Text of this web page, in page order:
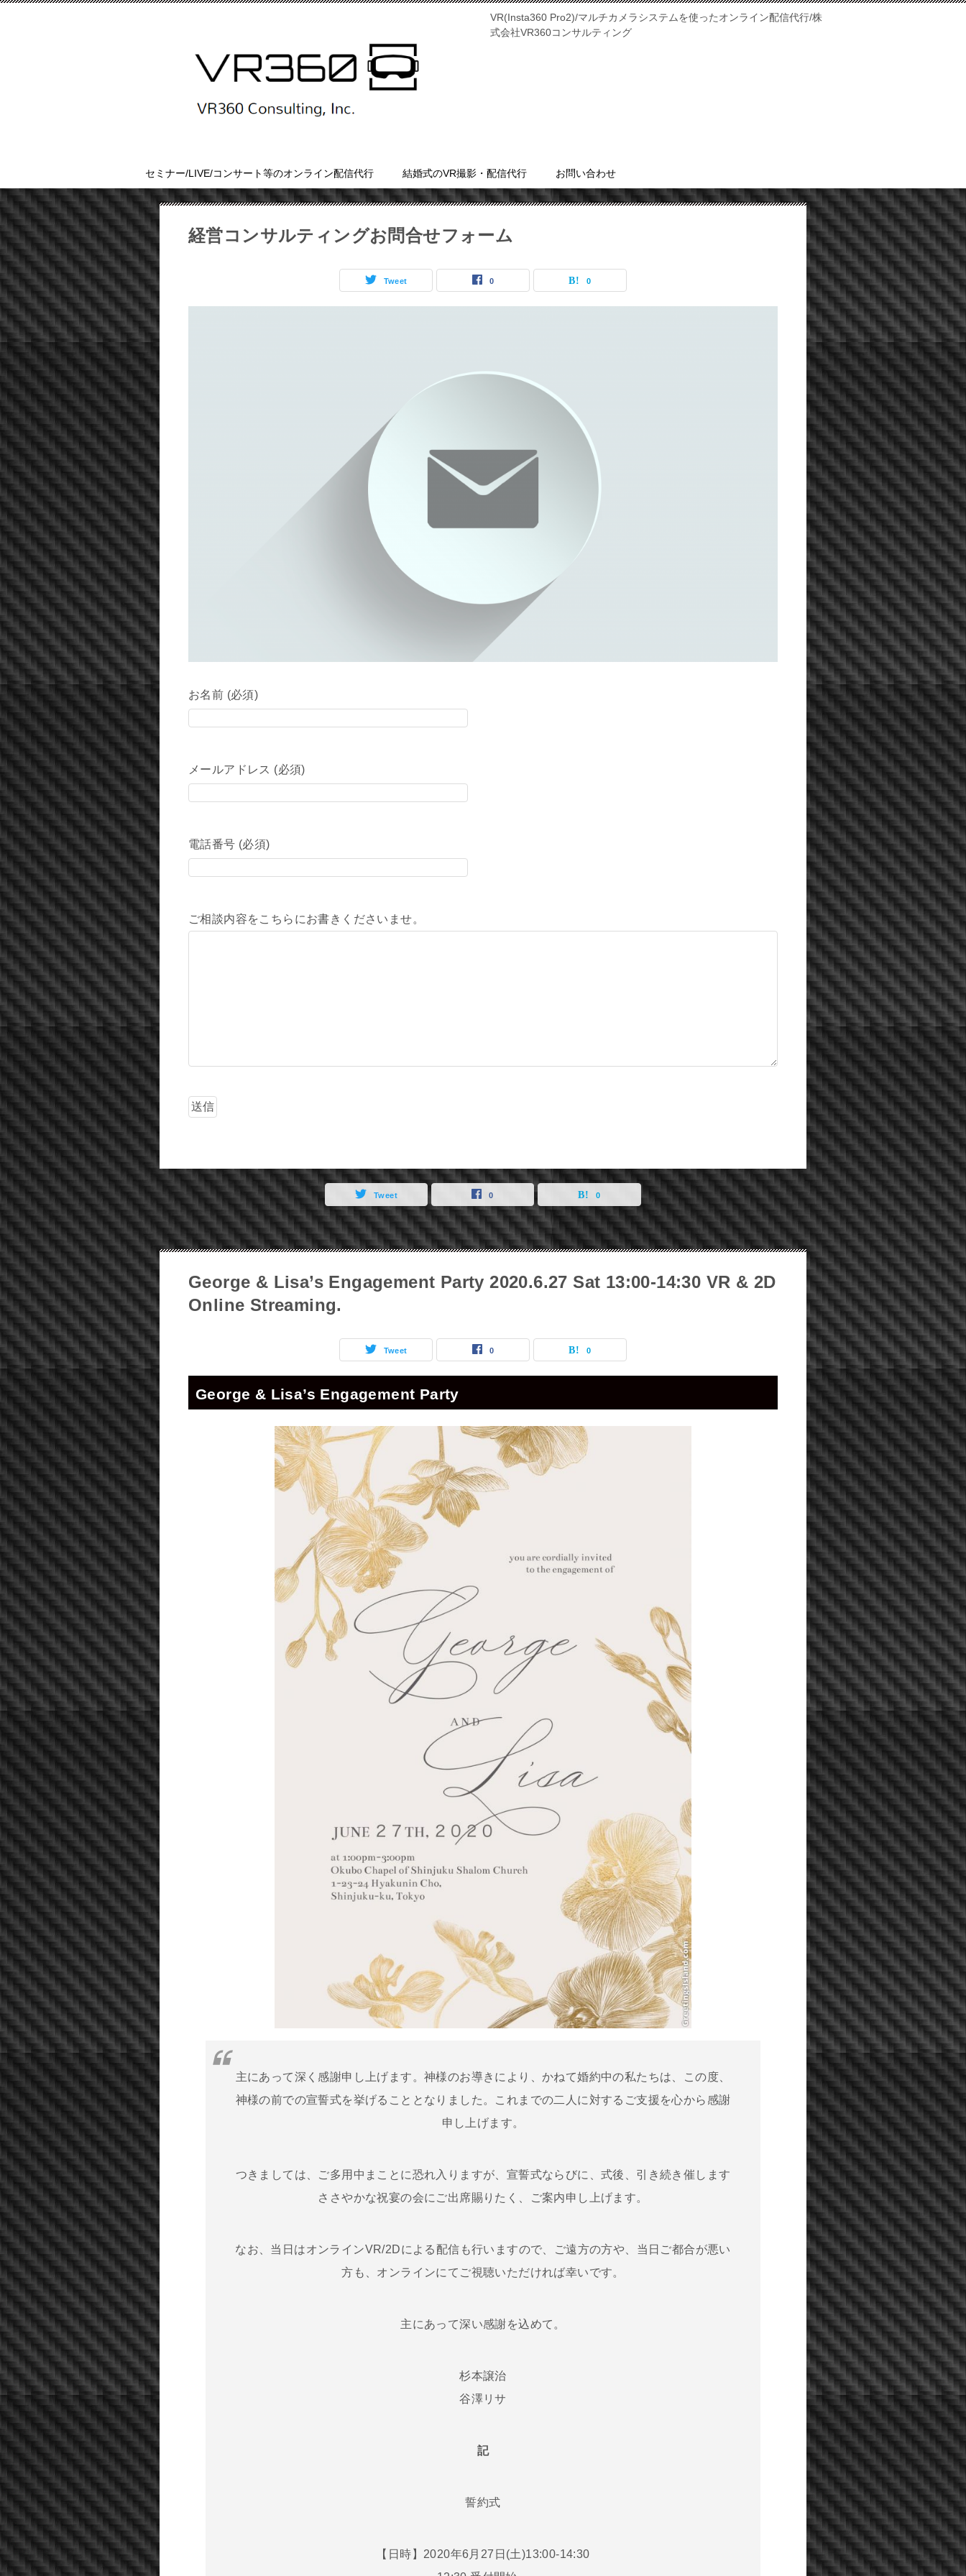
VR(Insta360 Pro2)/マルチカメラシステムを使ったオンライン配信代行/株
式会社VR360コンサルティング
セミナー/LIVE/コンサート等のオンライン配信代行 結婚式のVR撮影・配信代行 お問い合わせ
経営コンサルティングお問合せフォーム
Tweet 0 0
お名前 (必須)
メールアドレス (必須)
電話番号 (必須)
ご相談内容をこちらにお書きくださいませ。
Tweet 0 0
George & Lisa’s Engagement Party 2020.6.27 Sat 13:00-14:30 VR & 2D
Online Streaming.
Tweet 0 0
George & Lisa’s Engagement Party
主にあって深く感謝申し上げます。神様のお導きにより、かねて婚約中の私たちは、この度、
神様の前での宣誓式を挙げることとなりました。これまでの二人に対するご支援を心から感謝
申し上げます。
つきましては、ご多用中まことに恐れ入りますが、宣誓式ならびに、式後、引き続き催します
ささやかな祝宴の会にご出席賜りたく、ご案内申し上げます。
なお、当日はオンラインVR/2Dによる配信も行いますので、ご遠方の方や、当日ご都合が悪い
方も、オンラインにてご視聴いただければ幸いです。
主にあって深い感謝を込めて。
杉本譲治
谷澤リサ
記
誓約式
【日時】2020年6月27日(土)13:00-14:30